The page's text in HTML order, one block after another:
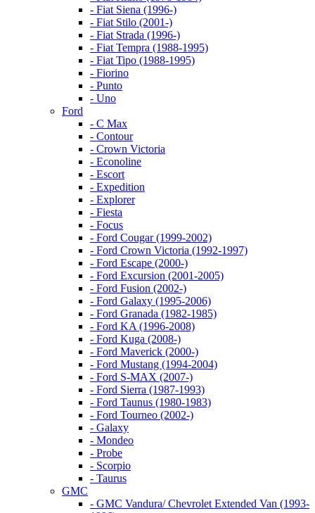
- Fiat Siena (1996-)
- Fiat Stilo (2001-)
- Fiat Strada (1996-)
- Fiat Tempra (1988-1995)
- Fiat Tipo (1988-1995)
- Fiorino
- Punto
- Uno
Ford
- C Max
- Contour
- Crown Victoria
- Econoline
- Escort
- Expedition
- Explorer
- Fiesta
- Focus
- Ford Cougar (1999-2002)
- Ford Crown Victoria (1992-1997)
- Ford Escape (2000-)
- Ford Excursion (2001-2005)
- Ford Fusion (2002-)
- Ford Galaxy (1995-2006)
- Ford Granada (1982-1985)
- Ford KA (1996-2008)
- Ford Kuga (2008-)
- Ford Maverick (2000-)
- Ford Mustang (1994-2004)
- Ford S-MAX (2007-)
- Ford Sierra (1987-1993)
- Ford Taunus (1980-1983)
- Ford Tourneo (2002-)
- Galaxy
- Mondeo
- Probe
- Scorpio
- Taurus
GMC
- GMC Vandura/ Chevrolet Extended Van (1993-